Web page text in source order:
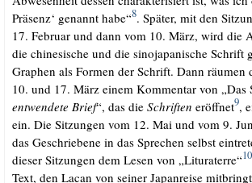
Prä­senz‘ genannt habe“8. Spä­ter, mit den
17. Febru­ar und dann vom 10. März, wird die
die chi­ne­si­sche und die sino­ja­pa­ni­sche Schrift
Gra­phen als For­men der Schrift. Dann räu­men
10. und 17. März einem Kom­men­tar von „Das
ent­wen­de­te Brief“, das die Schrif­ten eröff­net9,
ein. Die Sit­zun­gen vom 12. Mai und vom 9.
das Geschrie­be­ne in das Spre­chen selbst
die­ser Sit­zun­gen dem Lesen von „Litu­ra­terre“10
Text, den Lacan von sei­ner Japan­rei­se